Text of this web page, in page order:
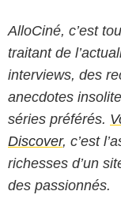
AlloCiné, c’est
traitant de
interviews, des
anecdotes
séries préférés.
Discover, c’est
richesses d’un
des passionnés.